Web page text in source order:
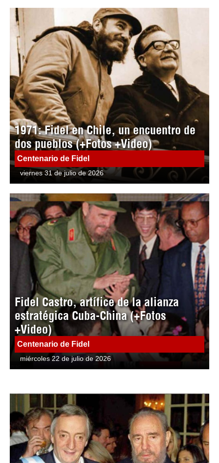
1971: Fidel en Chile, un encuentro de
dos pueblos (+Fotos +Video)
Centenario de Fidel
viernes 31 de julio de 2026
Fidel Castro, artífice de la alianza
estratégica Cuba-China (+Fotos
+Video)
Centenario de Fidel
miércoles 22 de julio de 2026